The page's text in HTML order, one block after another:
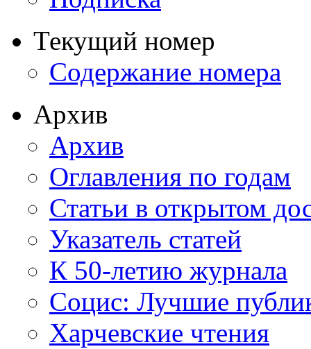
Текущий номер
Содержание номера
Архив
Архив
Оглавления по годам
Статьи в открытом
Указатель статей
К 50-летию журнала
Социс: Лучшие
Харчевские чтения